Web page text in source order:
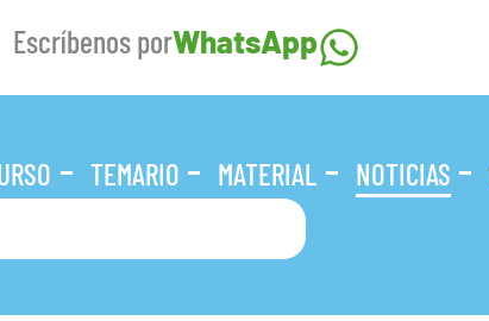
Escríbenos porWhatsApp
TEMARIO MATERIAL NOTICIAS